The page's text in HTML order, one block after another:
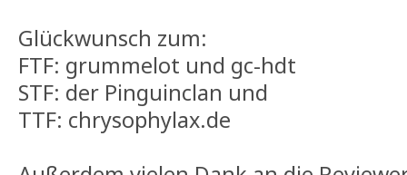
Glückwunsch zum:
FTF: grummelot und gc-hdt
STF: der Pinguinclan und
TTF: chrysophylax.de